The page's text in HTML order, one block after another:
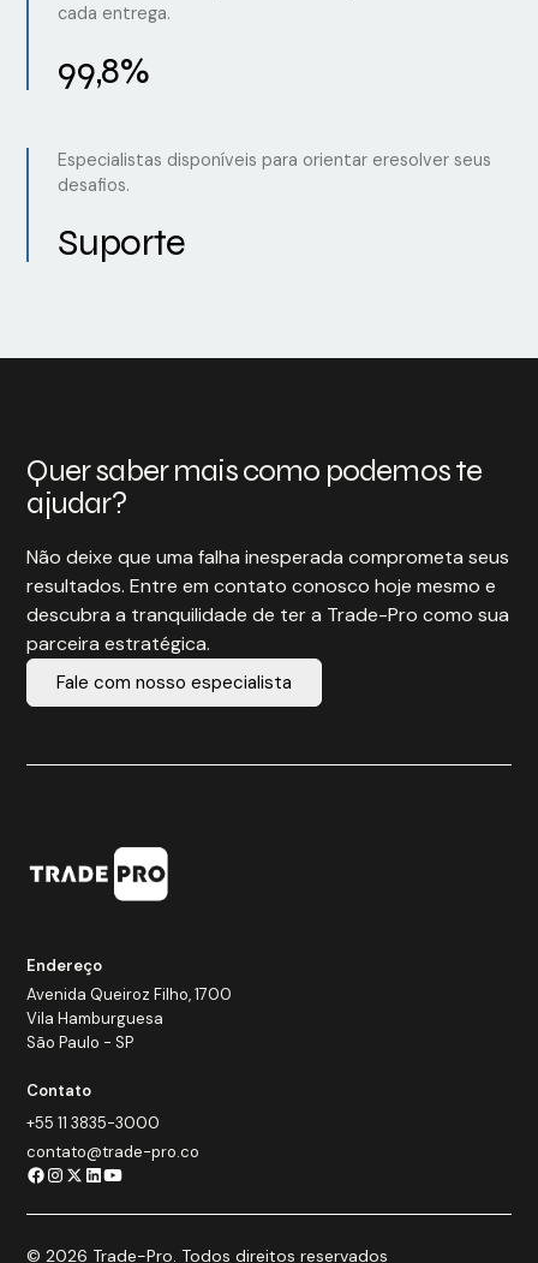
cada entrega.
99,8%
Especialistas disponíveis para orientar eresolver seus
desafios.
Suporte
Quer saber mais como podemos te
ajudar?
Não deixe que uma falha inesperada comprometa seus
resultados. Entre em contato conosco hoje mesmo e
descubra a tranquilidade de ter a Trade-Pro como sua
parceira estratégica.
Fale com nosso especialista
Endereço
Avenida Queiroz Filho, 1700
Vila Hamburguesa
São Paulo - SP
Contato
+55 11 3835-3000
contato@trade-pro.co
© 2026 Trade-Pro. Todos direitos reservados